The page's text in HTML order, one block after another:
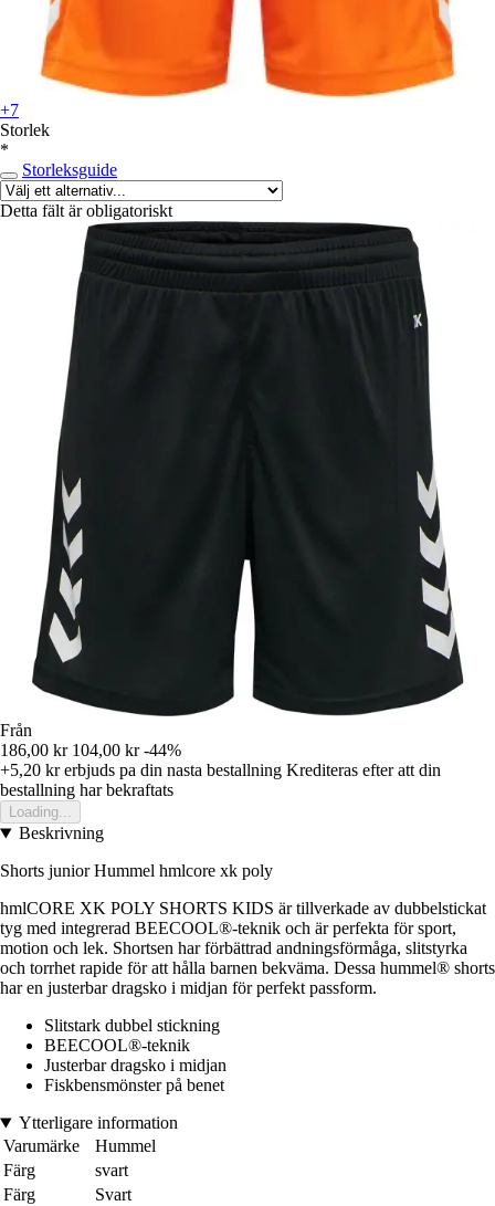
+7
Storlek
*
Storleksguide
Detta fält är obligatoriskt
Från
186,00 kr 104,00 kr -44%
+5,20 krerbjuds pa din nasta bestallning Krediteras efter att din
bestallning har bekraftats
Loading...
Beskrivning
Shorts junior Hummel hmlcore xk poly
hmlCORE XK POLY SHORTS KIDS är tillverkade av dubbelstickat
tyg med integrerad BEECOOL®-teknik och är perfekta för sport,
motion och lek. Shortsen har förbättrad andningsförmåga, slitstyrka
och torrhet rapide för att hålla barnen bekväma. Dessa hummel® shorts
har en justerbar dragsko i midjan för perfekt passform.
Slitstark dubbel stickning
BEECOOL®-teknik
Justerbar dragsko i midjan
Fiskbensmönster på benet
Ytterligare information
Varumärke
Hummel
Färg
svart
Färg
Svart